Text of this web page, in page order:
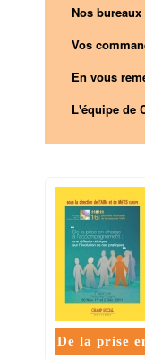
Nos
Vos
En vous
L'équipe de
De la prise